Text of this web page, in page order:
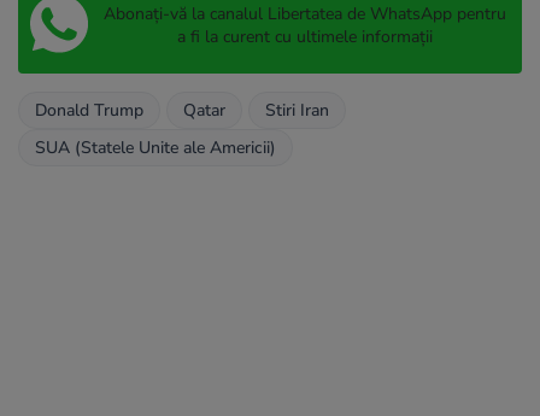
Abonați-vă la canalul Libertatea de WhatsApp pentru
a fi la curent cu ultimele informații
Donald Trump Qatar
Stiri Iran
SUA (Statele Unite ale Americii)